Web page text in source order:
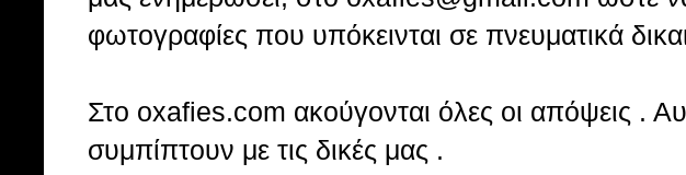
φωτογραφίες που υπόκεινται σε πνευματικά
Στo oxafies.com ακούγονται όλες οι απόψεις .
συμπίπτουν με τις δικές μας .